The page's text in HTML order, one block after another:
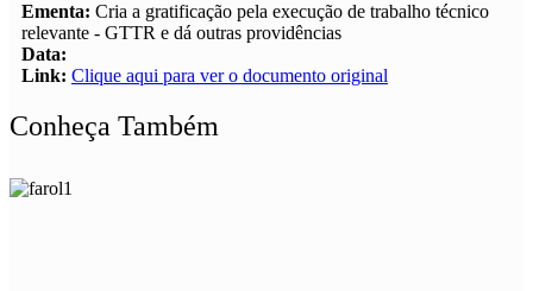
Ementa: Cria a gratificação pela execução de trabalho técnico
relevante - GTTR e dá outras providências
Data:
Link: Clique aqui para ver o documento original
Conheça Também